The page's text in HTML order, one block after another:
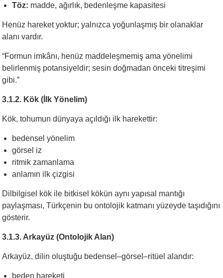
Töz: madde, ağırlık, bedenleşme kapasitesi
Henüz hareket yoktur; yalnızca yoğunlaşmış bir olanaklar
alanı vardır.
“Formun imkânı, henüz maddeleşmemiş ama yönelimi
belirlenmiş potansiyeldir; sesin doğmadan önceki titreşimi
gibi.”
3.1.2. Kök (İlk Yönelim)
Kök, tohumun dünyaya açıldığı ilk harekettir:
bedensel yönelim
görsel iz
ritmik zamanlama
anlamın ilk çizgisi
Dilbilgisel kök ile bitkisel kökün aynı yapısal mantığı
paylaşması, Türkçenin bu ontolojik katmanı yüzeyde taşıdığını
gösterir.
3.1.3. Arkayüz (Ontolojik Alan)
Arkayüz, dilin oluştuğu bedensel–görsel–ritüel alandır:
beden hareketi